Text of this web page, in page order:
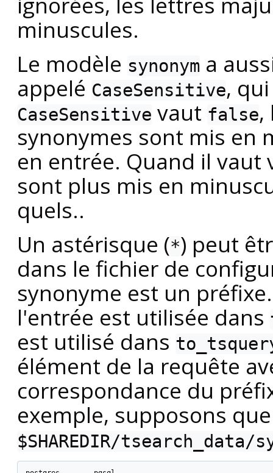
minuscules.
Le modèle synonym a
appelé CaseSensitive,
CaseSensitive vaut false,
synonymes sont mis en
en entrée. Quand il vaut
sont plus mis en
quels..
Un astérisque (*) peut
dans le fichier de
synonyme est un
l'entrée est utilisée dans
est utilisé dans
élément de la requête
correspondance du
exemple, supposons
$SHAREDIR/tsearch_data/